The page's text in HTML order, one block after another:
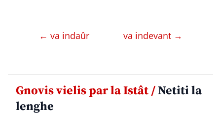
← va indaûr va indevant →
Gnovis vielis par la Istât /Netiti la
lenghe